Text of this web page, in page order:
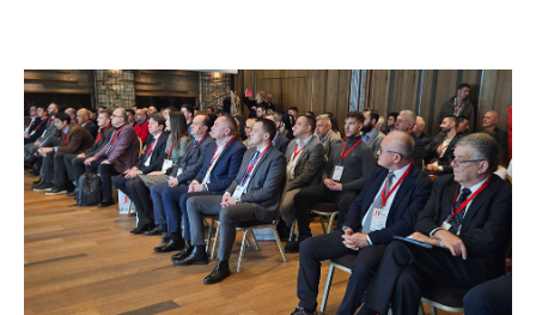
Анонимно2800787 јуче 7:03